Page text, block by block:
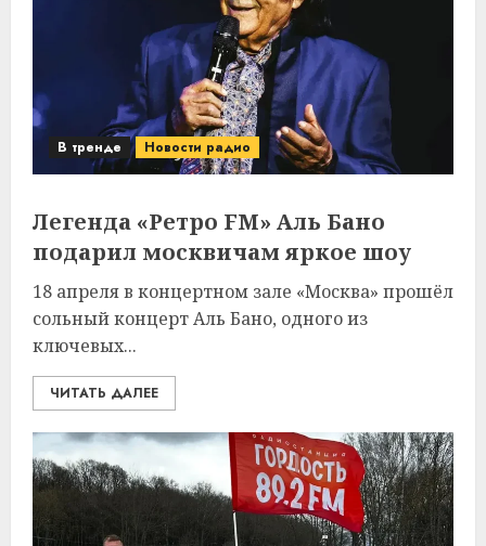
В тренде Новости радио
Легенда «Ретро FM» Аль Бано
подарил москвичам яркое шоу
18 апреля в концертном зале «Москва» прошёл
сольный концерт Аль Бано, одного из
ключевых...
ЧИТАТЬ ДАЛЕЕ